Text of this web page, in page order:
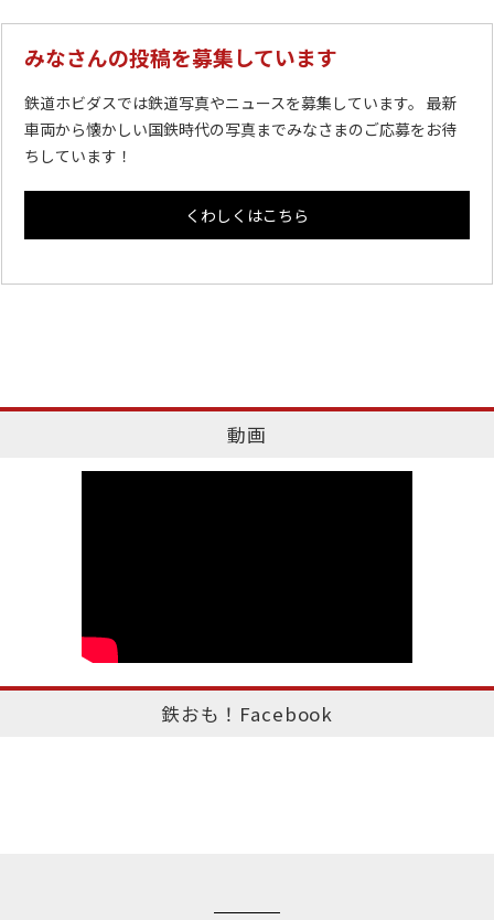
みなさんの投稿を募集しています
鉄道ホビダスでは鉄道写真やニュースを募集しています。 最新
車両から懐かしい国鉄時代の写真までみなさまのご応募をお待
ちしています！
くわしくはこちら
動画
鉄おも！Facebook